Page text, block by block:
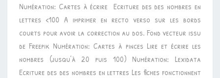
DES
NOMBRES
Numération: Cartes à écrire Ecriture des des nombres en
lettres <100 A imprimer en recto verso sur les bords
courts pour avoir la correction au dos. Fond vecteur issu
de Freepik Numération: Cartes à pinces Lire et écrire les
nombres (jusqu’à 20 puis 100) Numération: Lexidata
Ecriture des des nombres en lettres Les fiches fonctionnent